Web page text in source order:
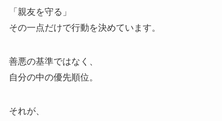
「親友を守る」
その一点だけで行動を決めています。
善悪の基準ではなく、
自分の中の優先順位。
それが、